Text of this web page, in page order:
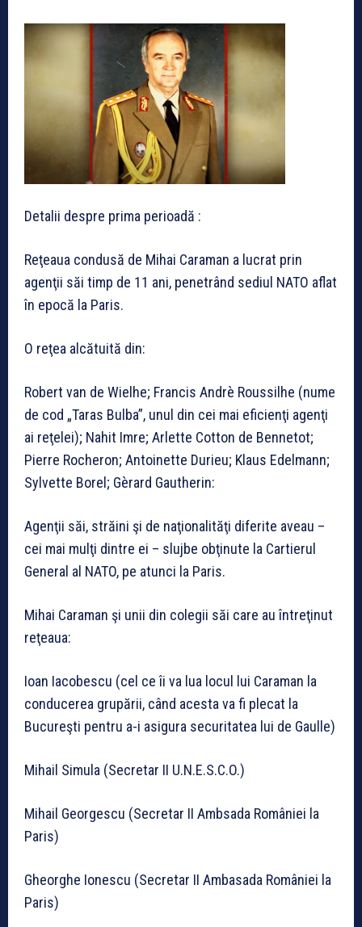
Detalii despre prima perioadă :
Reţeaua condusă de Mihai Caraman a lucrat prin
agenţii săi timp de 11 ani, penetrând sediul NATO aflat
în epocă la Paris.
O reţea alcătuită din:
Robert van de Wielhe; Francis Andrè Roussilhe (nume
de cod „Taras Bulba”, unul din cei mai eficienţi agenţi
ai reţelei); Nahit Imre; Arlette Cotton de Bennetot;
Pierre Rocheron; Antoinette Durieu; Klaus Edelmann;
Sylvette Borel; Gèrard Gautherin:
Agenţii săi, străini şi de naţionalităţi diferite aveau –
cei mai mulţi dintre ei – slujbe obţinute la Cartierul
General al NATO, pe atunci la Paris.
Mihai Caraman şi unii din colegii săi care au întreţinut
reţeaua:
Ioan Iacobescu (cel ce îi va lua locul lui Caraman la
conducerea grupării, când acesta va fi plecat la
Bucureşti pentru a-i asigura securitatea lui de Gaulle)
Mihail Simula (Secretar II U.N.E.S.C.O.)
Mihail Georgescu (Secretar II Ambsada României la
Paris)
Gheorghe Ionescu (Secretar II Ambasada României la
Paris)